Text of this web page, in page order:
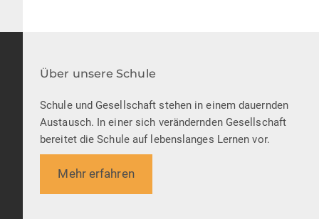
Über unsere Schule
Schule und Gesellschaft stehen in einem dauernden
Austausch. In einer sich verändernden Gesellschaft
bereitet die Schule auf lebenslanges Lernen vor.
Mehr erfahren